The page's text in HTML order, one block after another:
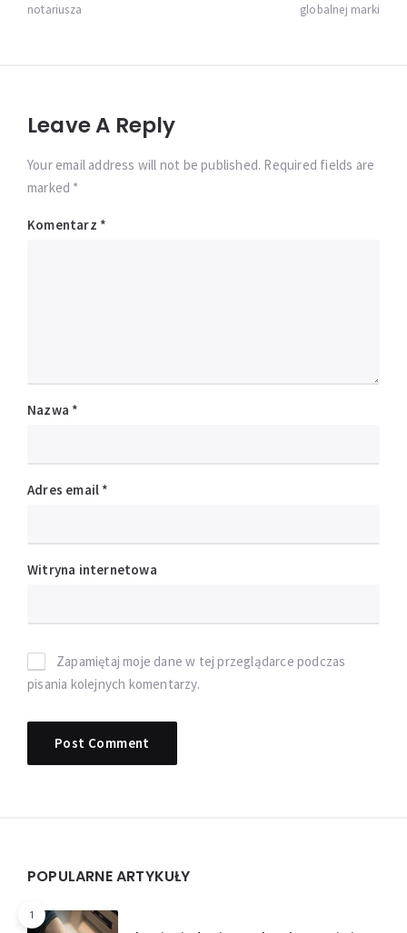
notariusza
globalnej marki
Leave A Reply
Your email address will not be published. Required fields are
marked *
Komentarz *
Nazwa *
Adres email *
Witryna internetowa
Zapamiętaj moje dane w tej przeglądarce podczas
pisania kolejnych komentarzy.
Widgets
POPULARNE ARTYKUŁY
1